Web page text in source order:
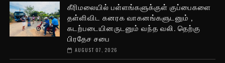
கீரிமலையில் பள்ளங்களுக்குள் குப்பைகளை
தள்ளிவிட கனரக வாகனங்களுடனும் ,
கடற்படையினருடனும் வந்த வலி. தெற்கு
பிரதேச சபை
AUGUST 07, 2026